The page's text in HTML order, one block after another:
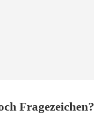
Fragezeichen?